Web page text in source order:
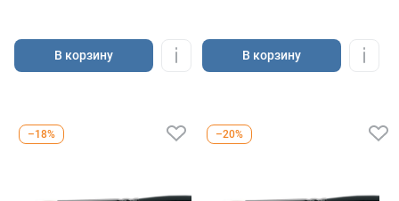
В корзину В корзину
–18% –20%